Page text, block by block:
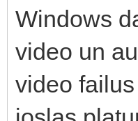
Windows
video un
video